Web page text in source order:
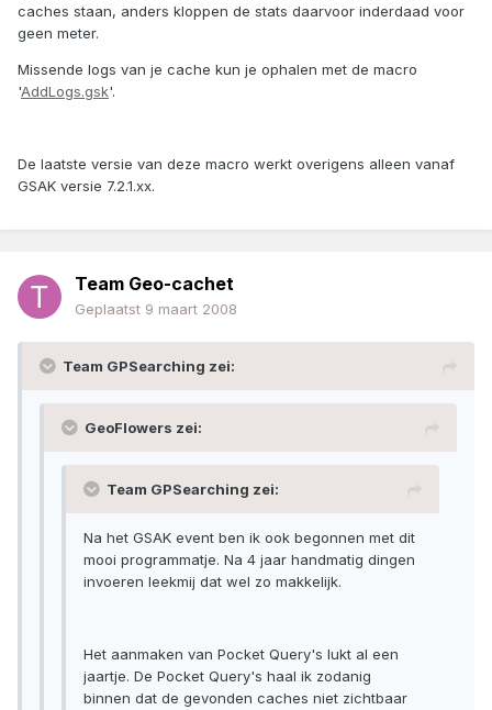
caches staan, anders kloppen de stats daarvoor inderdaad voor
geen meter.
Missende logs van je cache kun je ophalen met de macro
'AddLogs.gsk'.
De laatste versie van deze macro werkt overigens alleen vanaf
GSAK versie 7.2.1.xx.
Team Geo-cachet
Geplaatst 9 maart 2008
Team GPSearching zei:
GeoFlowers zei:
Team GPSearching zei:
Na het GSAK event ben ik ook begonnen met dit
mooi programmatje. Na 4 jaar handmatig dingen
invoeren leekmij dat wel zo makkelijk.
Het aanmaken van Pocket Query's lukt al een
jaartje. De Pocket Query's haal ik zodanig
binnen dat de gevonden caches niet zichtbaar